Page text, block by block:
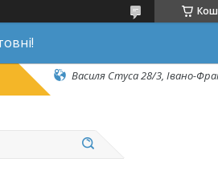
Василя Стуса 28/3, Івано-